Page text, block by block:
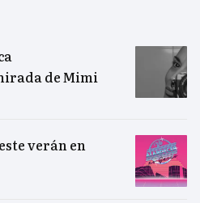
de Mimi
verán en